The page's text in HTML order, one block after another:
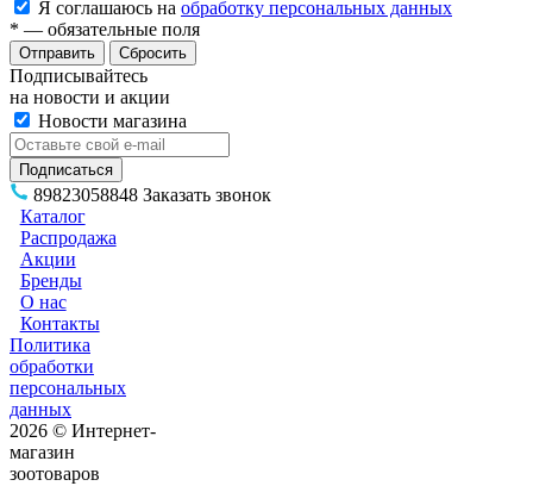
Я соглашаюсь на обработку персональных данных
* — обязательные поля
Сбросить
Подписывайтесь
на новости и акции
Новости магазина
89823058848 Заказать звонок
Каталог
Распродажа
Акции
Бренды
О нас
Контакты
Политика
обработки
персональных
данных
2026 © Интернет-
магазин
зоотоваров